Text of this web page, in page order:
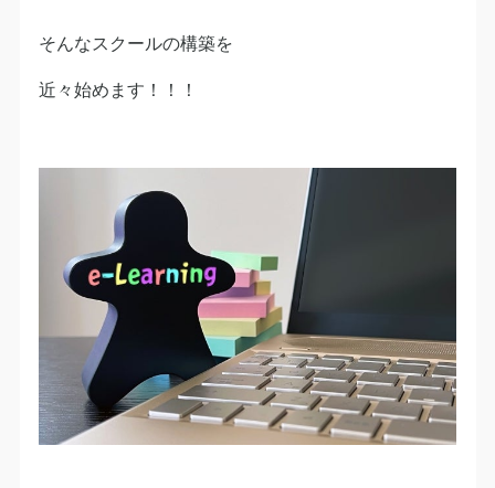
そんなスクールの構築を
近々始めます！！！